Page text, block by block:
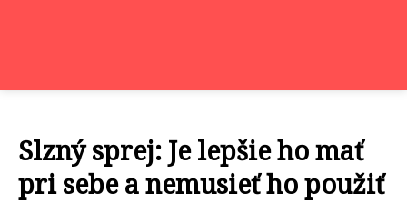
Slzný sprej: Je lepšie ho mať
pri sebe a nemusieť ho použiť